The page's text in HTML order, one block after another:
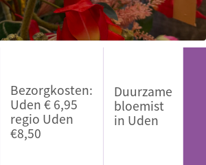
Bezorgkosten:
Uden € 6,95
regio Uden
€8,50
Duurzame
bloemist
in Uden